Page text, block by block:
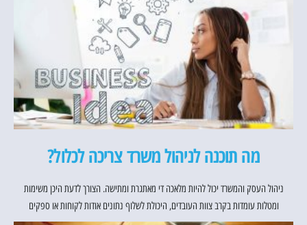
מה תוכנה לניהול משרד צריכה לכלול?
ניהול העסק והמשרד יכול להיות מלאכה די מאתגרת ומתישה. הצורך לדעת היכן משימות
ומטלות עומדות בקרב צוות העובדים, היכולת לשלוף נתונים אודות לקוחות או ספקים